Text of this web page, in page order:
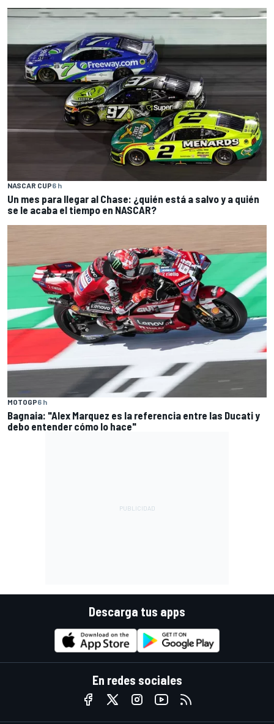
NASCAR CUP6 h
Un mes para llegar al Chase: ¿quién está a salvo y a quién
se le acaba el tiempo en NASCAR?
MOTOGP6 h
Bagnaia: "Alex Marquez es la referencia entre las Ducati y
debo entender cómo lo hace"
Descarga tus apps
En redes sociales